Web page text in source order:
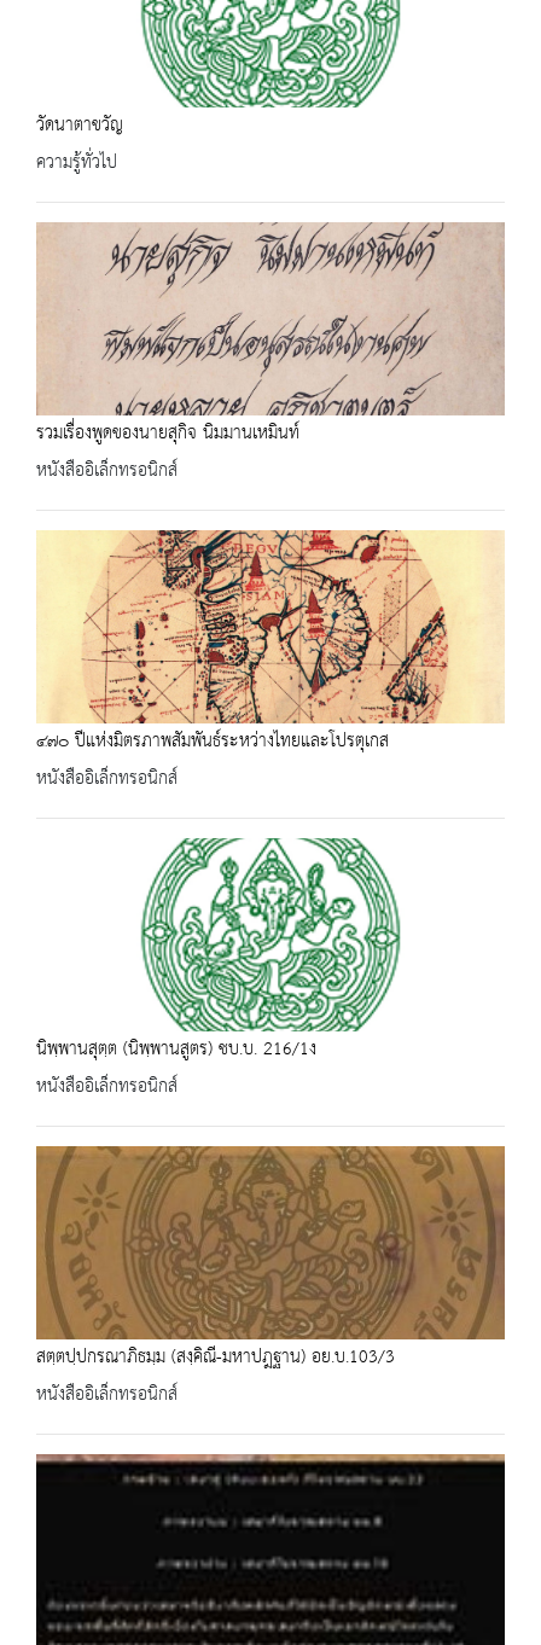
วัดนาตาขวัญ
ความรู้ทั่วไป
รวมเรื่องพูดของนายสุกิจ นิมมานเหมินท์
หนังสืออิเล็กทรอนิกส์
๔๗๐ ปีแห่งมิตรภาพสัมพันธ์ระหว่างไทยและโปรตุเกส
หนังสืออิเล็กทรอนิกส์
นิพฺพานสุตฺต (นิพฺพานสูตร) ชบ.บ. 216/1ง
หนังสืออิเล็กทรอนิกส์
สตฺตปฺปกรณาภิธมฺม (สงฺคิณี-มหาปฎฐาน) อย.บ.103/3
หนังสืออิเล็กทรอนิกส์